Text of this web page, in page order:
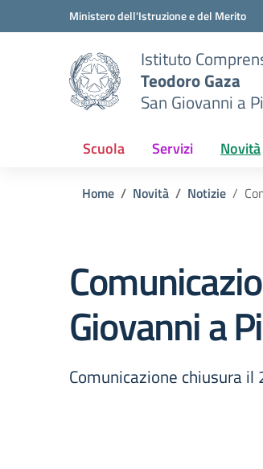
Vai ai contenuti
Vai al menu di navigazioneMinistero dell'Istruzione e del Merito
Istituto
Teodoro Gaza
San Giovanni a
Scuola Servizi Novità
Home Novità Notizie
Giovanni a
Comunicazione chiusura